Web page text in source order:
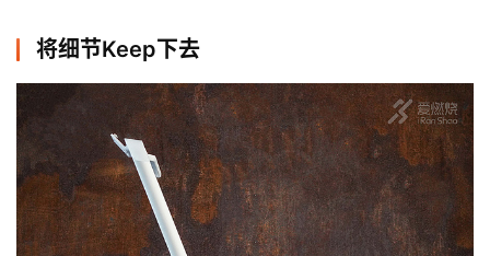
将细节Keep下去